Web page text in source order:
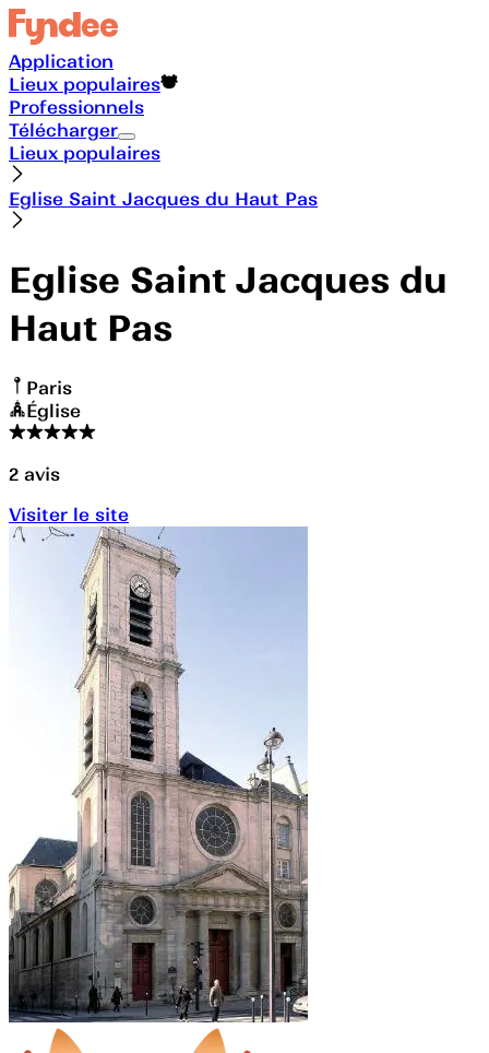
Application
Lieux populaires
Professionnels
Télécharger
Lieux populaires
Eglise Saint Jacques du Haut Pas
Eglise Saint Jacques du
Haut Pas
Paris
Église
2 avis
Visiter le site